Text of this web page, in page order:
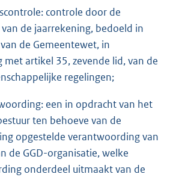
controle door de
de jaarrekening, bedoeld in
de Gemeentewet, in
met artikel 35, zevende lid, van de
regelingen;
een in opdracht van het
ten behoeve van de
opgestelde verantwoording van
de GGD-organisatie, welke
onderdeel uitmaakt van de